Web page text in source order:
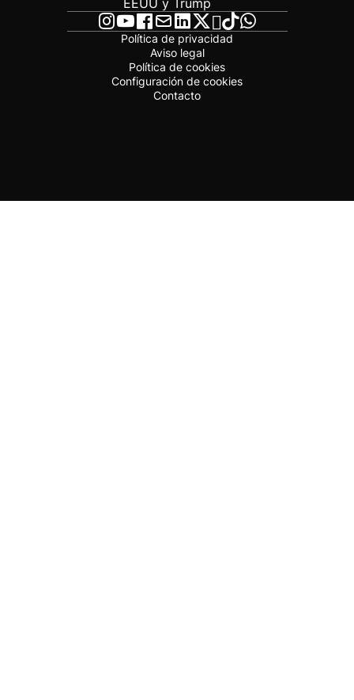
EEUU y Trump
Política de privacidad
Aviso legal
Política de cookies
Configuración de cookies
Contacto